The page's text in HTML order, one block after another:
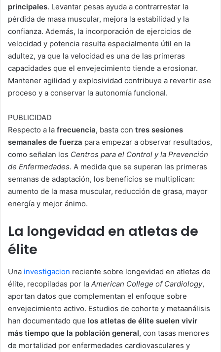
principales. Levantar pesas ayuda a contrarrestar la
pérdida de masa muscular, mejora la estabilidad y la
confianza. Además, la incorporación de ejercicios de
velocidad y potencia resulta especialmente útil en la
adultez, ya que la velocidad es una de las primeras
capacidades que el envejecimiento tiende a erosionar.
Mantener agilidad y explosividad contribuye a revertir ese
proceso y a conservar la autonomía funcional.
PUBLICIDAD
Respecto a la frecuencia, basta con tres sesiones
semanales de fuerza para empezar a observar resultados,
como señalan los Centros para el Control y la Prevención
de Enfermedades. A medida que se superan las primeras
semanas de adaptación, los beneficios se multiplican:
aumento de la masa muscular, reducción de grasa, mayor
energía y mejor ánimo.
La longevidad en atletas de
élite
Una investigacion reciente sobre longevidad en atletas de
élite, recopiladas por la American College of Cardiology,
aportan datos que complementan el enfoque sobre
envejecimiento activo. Estudios de cohorte y metaanálisis
han documentado que los atletas de élite suelen vivir
más tiempo que la población general, con tasas menores
de mortalidad por enfermedades cardiovasculares y